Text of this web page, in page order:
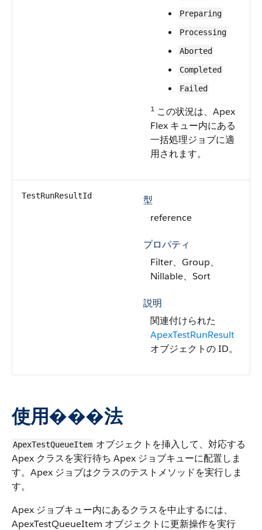
Preparing
Processing
Aborted
Completed
Failed
1 この状況は、Apex
Flex キュー内にある
一括処理ジョブに適
用されます。
TestRunResultId
型
reference
プロパティ
Filter、Group、
Nillable、Sort
説明
関連付けられた
ApexTestRunResult
オブジェクトの ID。
使用���法
ApexTestQueueItem オブジェクトを挿入して、対応する
Apex クラスを実行待ち Apex ジョブキューに配置しま
す。Apex ジョブはクラスのテストメソッドを実行しま
す。
Apex ジョブキュー内にあるクラスを中止するには、
ApexTestQueueItem オブジェクトに更新操作を実行